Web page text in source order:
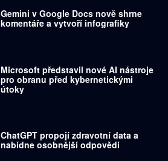
Gemini v Google Docs nově shrne
komentáře a vytvoří infografiky
Microsoft představil nové AI nástroje
pro obranu před kybernetickými
útoky
ChatGPT propojí zdravotní data a
nabídne osobnější odpovědi